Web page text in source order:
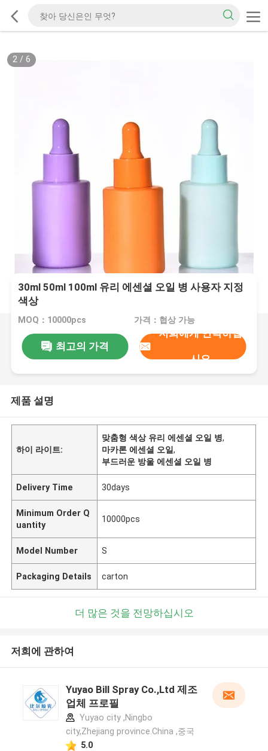
2/ 6
30ml 50ml 100ml 유리 에센셜 오일 병 사용자 지정
색상
MOQ：10000pcs 가격：협상 가능
최고의 가격
저희에게 연락하십
시오
제품 설명
하이 라이트:
맞춤형 색상 유리 에센셜 오일 병,
마카론 에센셜 오일,
부드러운 방울 에센셜 오일 병
Delivery Time 30days
Minimum Order Q
uantity
10000pcs
Model Number S
Packaging Details carton
더 많은 것을 전망하십시오
저희에 관하여
Yuyao Bill Spray Co.,Ltd 제조
업체 프로필
Yuyao city ,Ningbo
city,Zhejiang province.China ,중국
5.0